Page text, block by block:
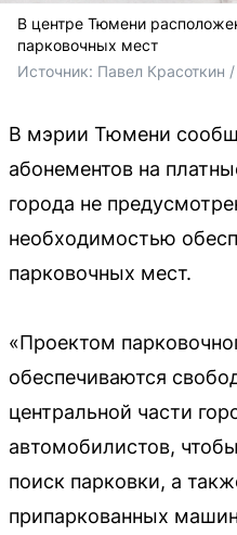
В центре Тюмени
парковочных мест
Источник: Павел Красоткин /
В мэрии Тюмени
абонементов на
города не
необходимостью
парковочных мест.
«Проектом
обеспечиваются
центральной части
автомобилистов,
поиск парковки, а
припаркованных